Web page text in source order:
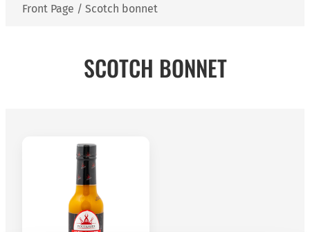
Front Page / Scotch bonnet
SCOTCH BONNET